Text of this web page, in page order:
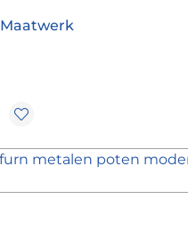
Maatwerk